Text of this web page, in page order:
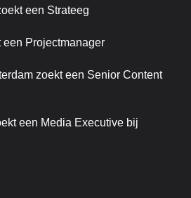
een Strateeg
Projectmanager
zoekt een Senior Content
een Media Executive bij